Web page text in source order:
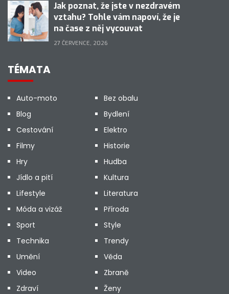
Jak poznat, že jste v nezdravém
vztahu? Tohle vám napoví, že je
na čase z něj vycouvat
27 ČERVENCE, 2026
TÉMATA
Auto-moto
Bez obalu
Blog
Bydlení
Cestování
Elektro
Filmy
Historie
Hry
Hudba
Jídlo a pití
Kultura
Lifestyle
Literatura
Móda a vizáž
Příroda
Sport
Style
Technika
Trendy
Umění
Věda
Video
Zbraně
Zdraví
Ženy